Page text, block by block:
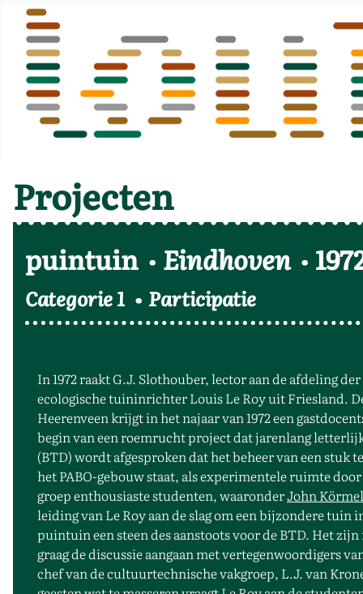
Projecten
puintuin Eindhoven
Categorie 1 Participatie
In 1972 raakt G.J. Slothouber, lector aan de afdeling
ecologische tuininrichter Louis Le Roy uit Friesland.
Heerenveen krijgt in het najaar van 1972 een
begin van een roemrucht project dat jarenlang
(BTD) wordt afgesproken dat het beheer van een
het PABO-gebouw staat, als experimentele ruimte
groep enthousiaste studenten, waaronderJohn
leiding van Le Roy aan de slag om een bijzondere
puintuin een steen des aanstoots voor de BTD. Het
graag de discussie aangaan met vertegenwoordigers
chef van de cultuurtechnische vakgroep, L.J. van